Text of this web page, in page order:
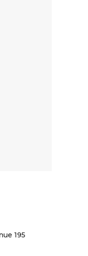
195